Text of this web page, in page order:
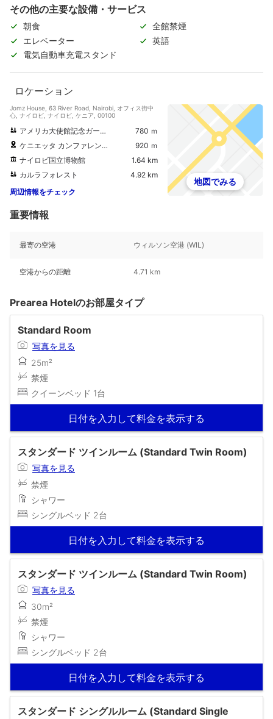
その他の主要な設備・サービス
朝食
全館禁煙
エレベーター
英語
電気自動車充電スタンド
ロケーション
Jomz House, 63 River Road, Nairobi, オフィス街中
心, ナイロビ, ナイロビ, ケニア, 00100
アメリカ大使館記念ガーデン
780 ｍ
ケニエッタ カンファレンス センター
920 ｍ
ナイロビ国立博物館
1.64 km
カルラフォレスト
4.92 km
周辺情報をチェック
地図でみる
重要情報
最寄の空港 ウィルソン空港 (WIL)
空港からの距離 4.71 km
Prearea Hotelのお部屋タイプ
Standard Room
写真を見る
25m²
禁煙
クイーンベッド 1台
日付を入力して料金を表示する
スタンダード ツインルーム (Standard Twin Room)
写真を見る
禁煙
シャワー
シングルベッド 2台
日付を入力して料金を表示する
スタンダード ツインルーム (Standard Twin Room)
写真を見る
30m²
禁煙
シャワー
シングルベッド 2台
日付を入力して料金を表示する
スタンダード シングルルーム (Standard Single